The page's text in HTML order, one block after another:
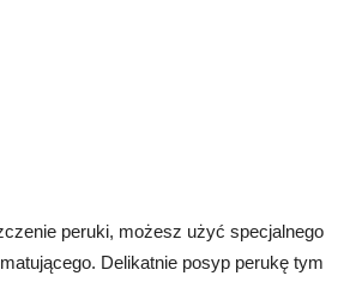
peruki, możesz użyć specjalnego
Delikatnie posyp perukę tym